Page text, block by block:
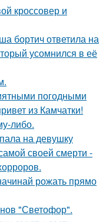
кроссовер и
бортич ответила на
усомнился в её
погодными
из Камчатки!
либо.
на девушку
своей смерти -
рожать прямо
"Светофор".